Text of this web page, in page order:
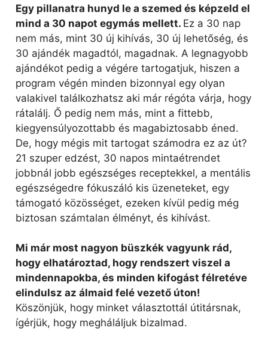
Egy pillanatra hunyd le a szemed és képzeld el
mind a 30 napot egymás mellett. Ez a 30 nap
nem más, mint 30 új kihívás, 30 új lehetőség, és
30 ajándék magadtól, magadnak. A legnagyobb
ajándékot pedig a végére tartogatjuk, hiszen a
program végén minden bizonnyal egy olyan
valakivel találkozhatsz aki már régóta várja, hogy
rátalálj. Ő pedig nem más, mint a fittebb,
kiegyensúlyozottabb és magabiztosabb éned.
De, hogy mégis mit tartogat számodra ez az út?
21 szuper edzést, 30 napos mintaétrendet
jobbnál jobb egészséges receptekkel, a mentális
egészségedre fókuszáló kis üzeneteket, egy
támogató közösséget, ezeken kívül pedig még
biztosan számtalan élményt, és kihívást.
Mi már most nagyon büszkék vagyunk rád,
hogy elhatároztad, hogy rendszert viszel a
mindennapokba, és minden kifogást félretéve
elindulsz az álmaid felé vezető úton!
Köszönjük, hogy minket választottál útitársnak,
ígérjük, hogy megháláljuk bizalmad.